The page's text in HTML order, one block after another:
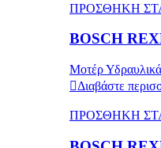
ΠΡΟΣΘΗΚΗ
BOSCH
Μοτέρ Υδραυλικά
Διαβάστε
ΠΡΟΣΘΗΚΗ